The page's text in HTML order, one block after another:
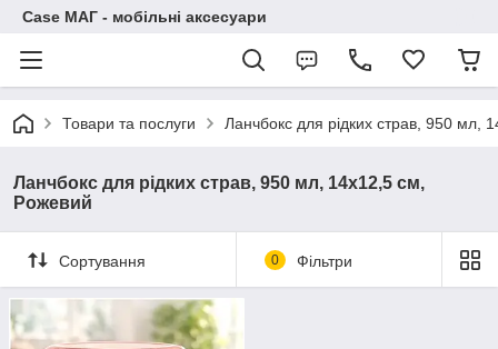
Case МАГ - мобільні аксесуари
Товари та послуги Ланчбокс для рідких страв, 950 мл,
Ланчбокс для рідких страв, 950 мл, 14х12,5 см,
Рожевий
Сортування 0 Фільтри